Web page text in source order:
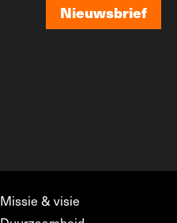
Nieuwsbrief
Missie & visie